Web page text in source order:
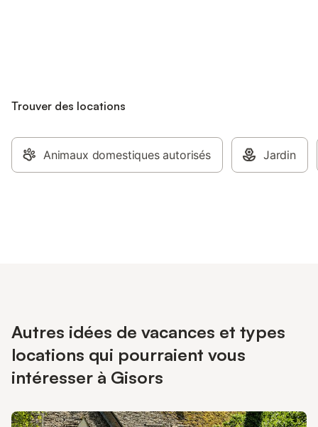
Trouver des locations
Animaux domestiques autorisés Jardin
Autres idées de vacances et types
locations qui pourraient vous
intéresser à Gisors